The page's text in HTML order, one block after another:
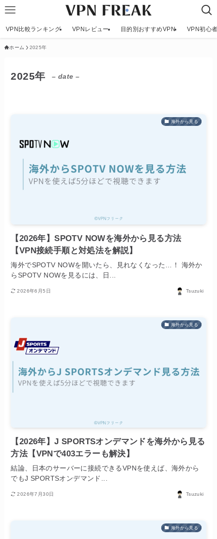
VPN比較ランキング VPNレビュー 目的別おすすめVPN VPN初心
ホーム 2025年
2025年 – date –
海外から見る
【2026年】SPOTV NOWを海外から見る方法
【VPN接続手順と対処法を解説】
海外でSPOTV NOWを開いたら、見れなくなった…！ 海外か
らSPOTV NOWを見るには、日...
2026年6月5日 Tsuzuki
海外から見る
【2026年】J SPORTSオンデマンドを海外から見る
方法【VPNで403エラーも解決】
結論、日本のサーバーに接続できるVPNを使えば、海外から
でもJ SPORTSオンデマンド...
2026年7月30日 Tsuzuki
海外から見る